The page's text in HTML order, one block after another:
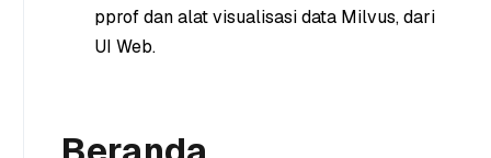
pprof dan alat visualisasi data Milvus, dari
UI Web.